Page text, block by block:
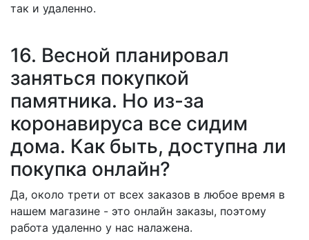
так и удаленно.
16. Весной планировал
заняться покупкой
памятника. Но из-за
коронавируса все сидим
дома. Как быть, доступна ли
покупка онлайн?
Да, около трети от всех заказов в любое время в
нашем магазине - это онлайн заказы, поэтому
работа удаленно у нас налажена.